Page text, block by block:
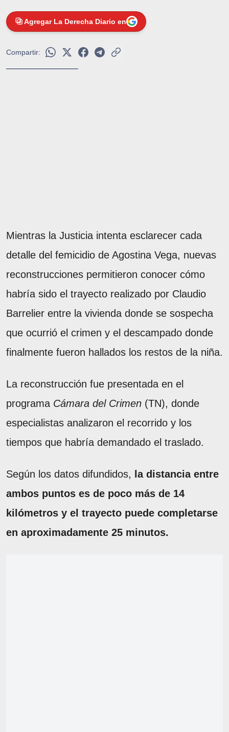
Agregar La Derecha Diario en
Compartir:
Mientras la Justicia intenta esclarecer cada
detalle del femicidio de Agostina Vega, nuevas
reconstrucciones permitieron conocer cómo
habría sido el trayecto realizado por Claudio
Barrelier entre la vivienda donde se sospecha
que ocurrió el crimen y el descampado donde
finalmente fueron hallados los restos de la niña.
La reconstrucción fue presentada en el
programa Cámara del Crimen (TN), donde
especialistas analizaron el recorrido y los
tiempos que habría demandado el traslado.
Según los datos difundidos, la distancia entre
ambos puntos es de poco más de 14
kilómetros y el trayecto puede completarse
en aproximadamente 25 minutos.